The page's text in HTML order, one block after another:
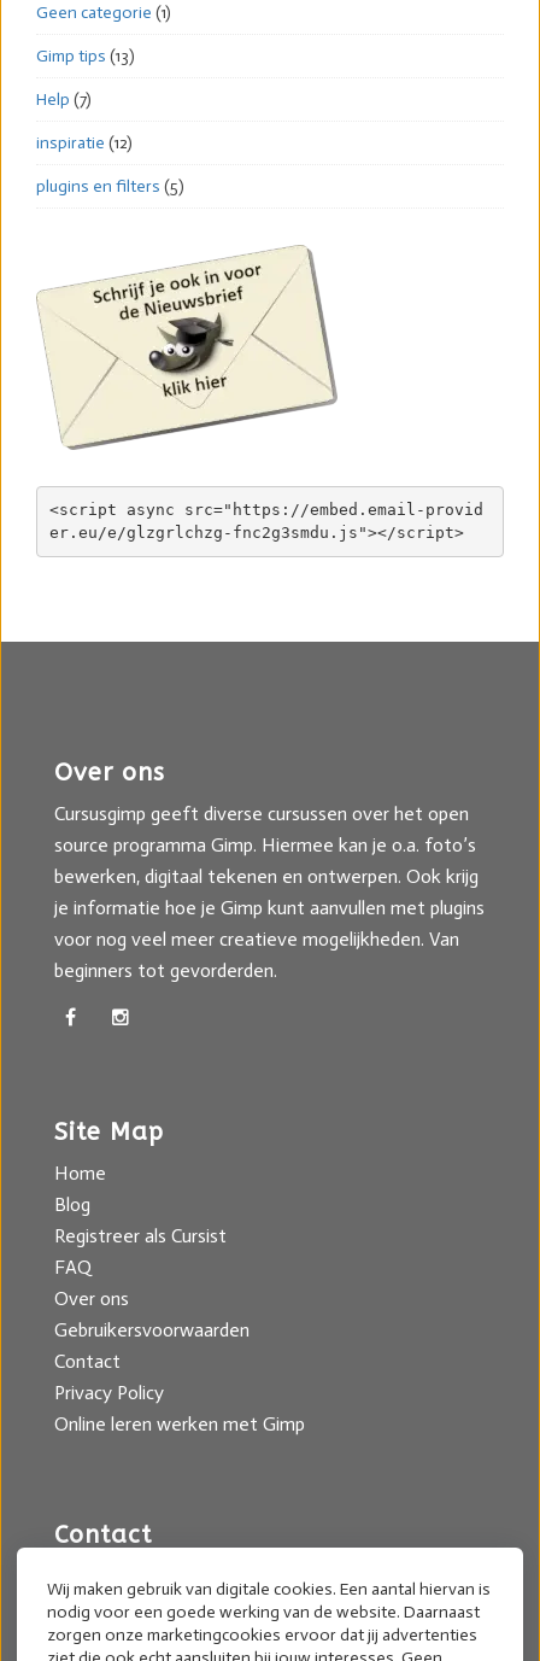
Geen categorie (1)
Gimp tips (13)
Help (7)
inspiratie (12)
plugins en filters (5)
<script async src="https://embed.email-provid
er.eu/e/glzgrlchzg-fnc2g3smdu.js"></script>
Over ons
Cursusgimp geeft diverse cursussen over het open
source programma Gimp. Hiermee kan je o.a. foto’s
bewerken, digitaal tekenen en ontwerpen. Ook krijg
je informatie hoe je Gimp kunt aanvullen met plugins
voor nog veel meer creatieve mogelijkheden. Van
beginners tot gevorderden.
Site Map
Home
Blog
Registreer als Cursist
FAQ
Over ons
Gebruikersvoorwaarden
Contact
Privacy Policy
Online leren werken met Gimp
Contact
Mariella Wassing
mariel@cursusgimp.nl
Wij maken gebruik van digitale cookies. Een aantal hiervan is
nodig voor een goede werking van de website. Daarnaast
zorgen onze marketingcookies ervoor dat jij advertenties